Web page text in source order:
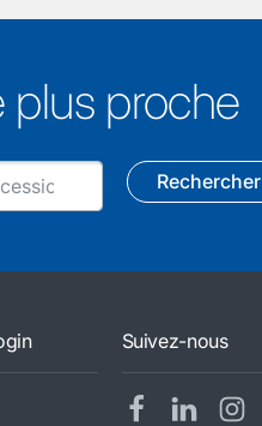
plus proche
Rechercher
Suivez-nous